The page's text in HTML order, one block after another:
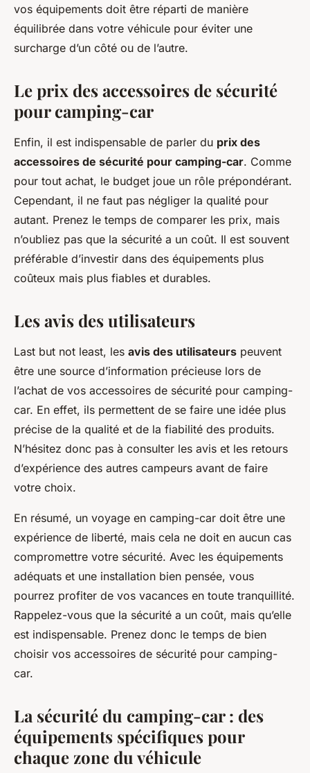
vos équipements doit être réparti de manière
équilibrée dans votre véhicule pour éviter une
surcharge d’un côté ou de l’autre.
Le prix des accessoires de sécurité
pour camping-car
Enfin, il est indispensable de parler du prix des
accessoires de sécurité pour camping-car. Comme
pour tout achat, le budget joue un rôle prépondérant.
Cependant, il ne faut pas négliger la qualité pour
autant. Prenez le temps de comparer les prix, mais
n’oubliez pas que la sécurité a un coût. Il est souvent
préférable d’investir dans des équipements plus
coûteux mais plus fiables et durables.
Les avis des utilisateurs
Last but not least, les avis des utilisateurs peuvent
être une source d’information précieuse lors de
l’achat de vos accessoires de sécurité pour camping-
car. En effet, ils permettent de se faire une idée plus
précise de la qualité et de la fiabilité des produits.
N’hésitez donc pas à consulter les avis et les retours
d’expérience des autres campeurs avant de faire
votre choix.
En résumé, un voyage en camping-car doit être une
expérience de liberté, mais cela ne doit en aucun cas
compromettre votre sécurité. Avec les équipements
adéquats et une installation bien pensée, vous
pourrez profiter de vos vacances en toute tranquillité.
Rappelez-vous que la sécurité a un coût, mais qu’elle
est indispensable. Prenez donc le temps de bien
choisir vos accessoires de sécurité pour camping-
car.
La sécurité du camping-car : des
équipements spécifiques pour
chaque zone du véhicule